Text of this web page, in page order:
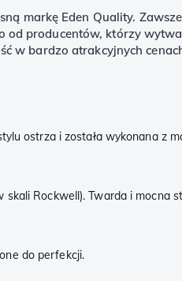
markę Eden Quality.
od producentów, którzy
w bardzo atrakcyjnych
ostrza i została wykonana z
Rockwell). Twarda i mocna
do perfekcji.